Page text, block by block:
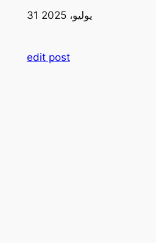
31 يوليو، 2025
edit post